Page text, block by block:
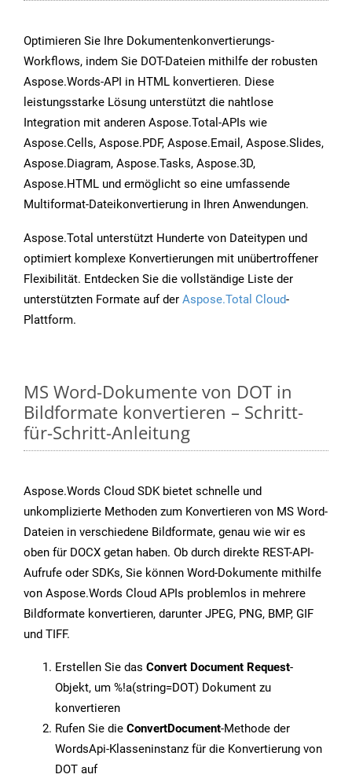
Optimieren Sie Ihre Dokumentenkonvertierungs-
Workflows, indem Sie DOT-Dateien mithilfe der robusten
Aspose.Words-API in HTML konvertieren. Diese
leistungsstarke Lösung unterstützt die nahtlose
Integration mit anderen Aspose.Total-APIs wie
Aspose.Cells, Aspose.PDF, Aspose.Email, Aspose.Slides,
Aspose.Diagram, Aspose.Tasks, Aspose.3D,
Aspose.HTML und ermöglicht so eine umfassende
Multiformat-Dateikonvertierung in Ihren Anwendungen.
Aspose.Total unterstützt Hunderte von Dateitypen und
optimiert komplexe Konvertierungen mit unübertroffener
Flexibilität. Entdecken Sie die vollständige Liste der
unterstützten Formate auf der Aspose.Total Cloud-
Plattform.
MS Word-Dokumente von DOT in
Bildformate konvertieren – Schritt-
für-Schritt-Anleitung
Aspose.Words Cloud SDK bietet schnelle und
unkomplizierte Methoden zum Konvertieren von MS Word-
Dateien in verschiedene Bildformate, genau wie wir es
oben für DOCX getan haben. Ob durch direkte REST-API-
Aufrufe oder SDKs, Sie können Word-Dokumente mithilfe
von Aspose.Words Cloud APIs problemlos in mehrere
Bildformate konvertieren, darunter JPEG, PNG, BMP, GIF
und TIFF.
Erstellen Sie das Convert Document Request-
Objekt, um %!a(string=DOT) Dokument zu
konvertieren
Rufen Sie die ConvertDocument-Methode der
WordsApi-Klasseninstanz für die Konvertierung von
DOT auf